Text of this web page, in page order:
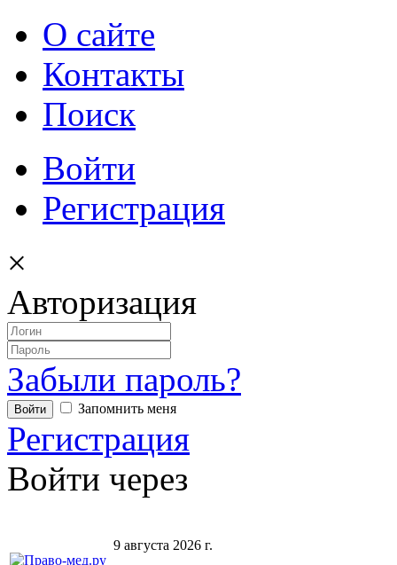
О сайте
Контакты
Поиск
Войти
Регистрация
×
Авторизация
Забыли пароль?
Запомнить меня
Регистрация
Войти через
9 августа 2026 г.